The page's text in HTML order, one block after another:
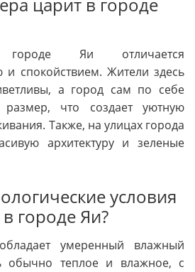
царит в городе
Яи отличается
и спокойствием. Жители здесь
а город сам по себе
что создает уютную
Также, на улицах города
архитектуру и зеленые
условия
городе Яи?
умеренный влажный
обычно теплое и влажное, с